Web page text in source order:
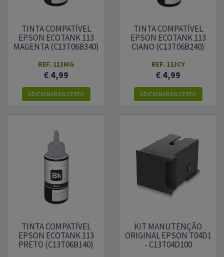
TINTA COMPATÍVEL
EPSON ECOTANK 113
MAGENTA (C13T06B340)
REF. 113MG
€ 4,99
ADICIONARAO CESTO
TINTA COMPATÍVEL
EPSON ECOTANK 113
CIANO (C13T06B240)
REF. 113CY
€ 4,99
ADICIONARAO CESTO
TINTA COMPATÍVEL
EPSON ECOTANK 113
PRETO (C13T06B140)
KIT MANUTENÇÃO
ORIGINAL EPSON T04D1
- C13T04D100